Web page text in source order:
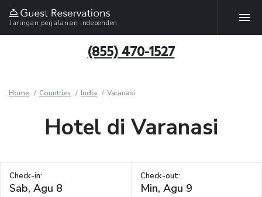
Jaringan perjalanan independen
(855) 470-1527
Home Countries India Varanasi
Hotel di Varanasi
Check-in: Check-out: